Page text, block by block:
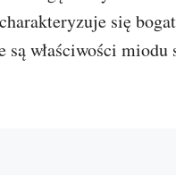
się
właściwości miodu